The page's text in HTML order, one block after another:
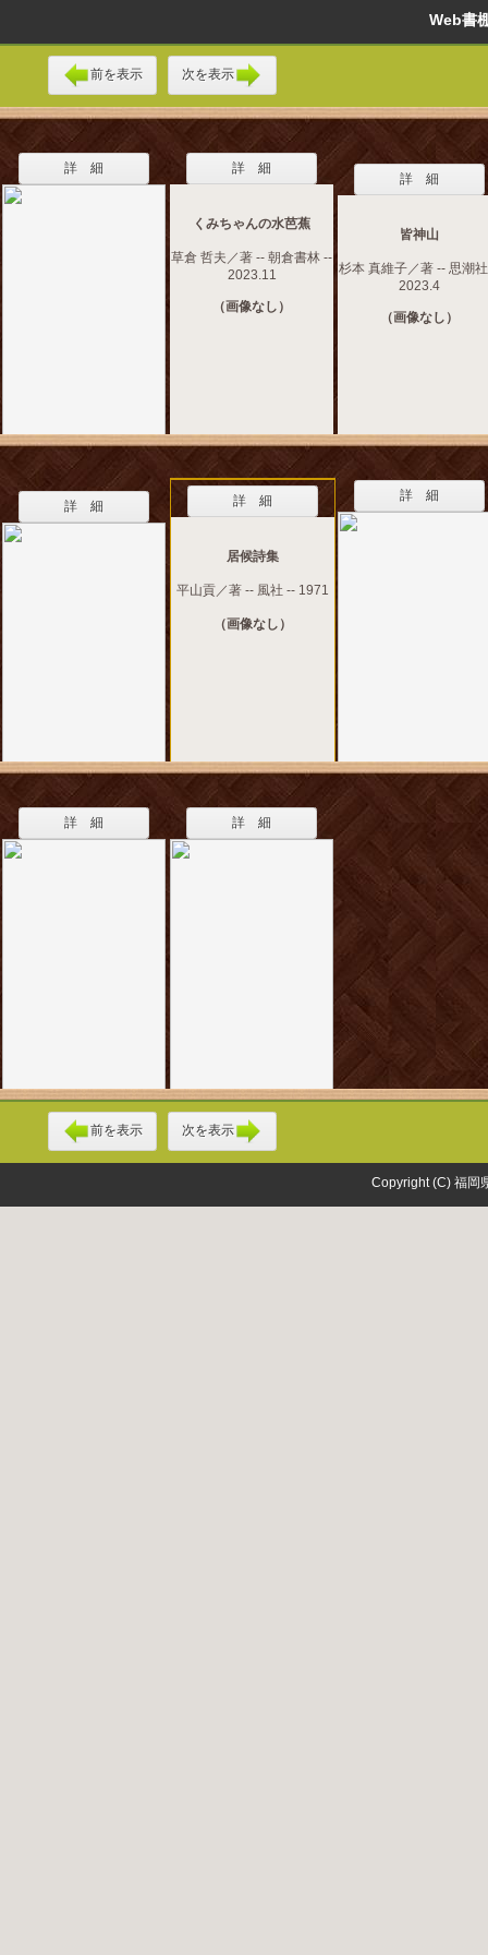
Web
前を表示 次を表示
詳 細 詳 細
くみちゃんの水芭蕉
草倉 哲夫／著 -- 朝倉書林 --
2023.11
（画像なし）
詳 細
皆神山
杉本 真維子／著 -- 思潮
2023.4
（画像なし）
詳 細 詳 細
居候詩集
平山貢／著 -- 風社 -- 1971
（画像なし）
詳 細
詳 細 詳 細
前を表示 次を表示
Copyright (C) 福岡